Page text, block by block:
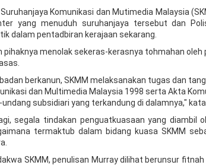
Komunikasi dan Mutimedia Malaysia
yang menuduh suruhanjaya tersebut dan
dalam pentadbiran kerajaan sekarang.
pihaknya menolak sekeras-kerasnya tohmahan
berkanun, SKMM melaksanakan tugas dan
dan Multimedia Malaysia 1998 serta Akta
subsidiari yang terkandung di dalamnya,"
segala tindakan penguatkuasaan yang diambil
termaktub dalam bidang kuasa SKMM
SKMM, penulisan Murray dilihat berunsur